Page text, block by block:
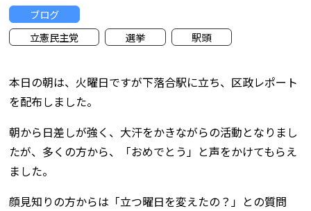
ブログ
立憲民主党
選挙 駅頭
本日の朝は、火曜日ですが下落合駅に立ち、区政レポート
を配布しました。
朝から日差しが強く、大汗をかきながらの活動となりまし
たが、多くの方から、「おめでとう」と声をかけてもらえ
ました。
顔見知りの方からは「立つ曜日を変えたの？」との質問